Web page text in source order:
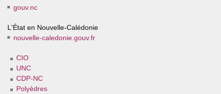
gouv.nc
L'État en Nouvelle-Calédonie
nouvelle-caledonie.gouv.fr
CIO
UNC
CDP-NC
Polyèdres